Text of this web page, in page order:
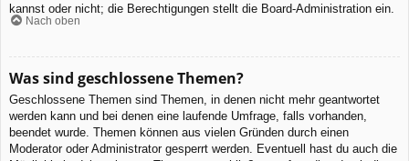
kannst oder nicht; die Berechtigungen stellt die Board-Administration ein.
Nach oben
Was sind geschlossene Themen?
Geschlossene Themen sind Themen, in denen nicht mehr geantwortet
werden kann und bei denen eine laufende Umfrage, falls vorhanden,
beendet wurde. Themen können aus vielen Gründen durch einen
Moderator oder Administrator gesperrt werden. Eventuell hast du auch die